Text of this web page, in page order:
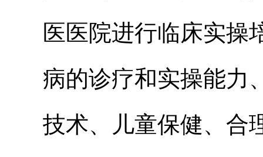
医医院进行临床实操
病的诊疗和实操能力
技术、儿童保健、合